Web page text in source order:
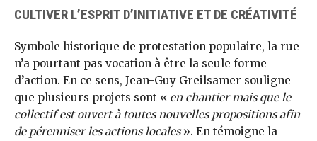
CULTIVER L’ESPRIT D’INITIATIVE ET DE CRÉATIVITÉ
Symbole historique de protestation populaire, la rue
n’a pourtant pas vocation à être la seule forme
d’action. En ce sens, Jean-Guy Greilsamer souligne
que plusieurs projets sont « en chantier mais que le
collectif est ouvert à toutes nouvelles propositions afin
de pérenniser les actions locales». En témoigne la